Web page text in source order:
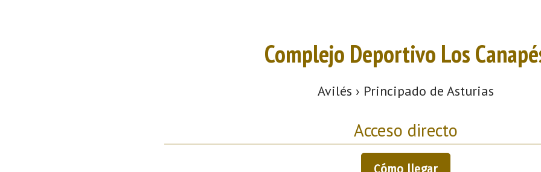
Complejo Deportivo Los
Avilés › Principado de Asturias
Acceso directo
Cómo llegar